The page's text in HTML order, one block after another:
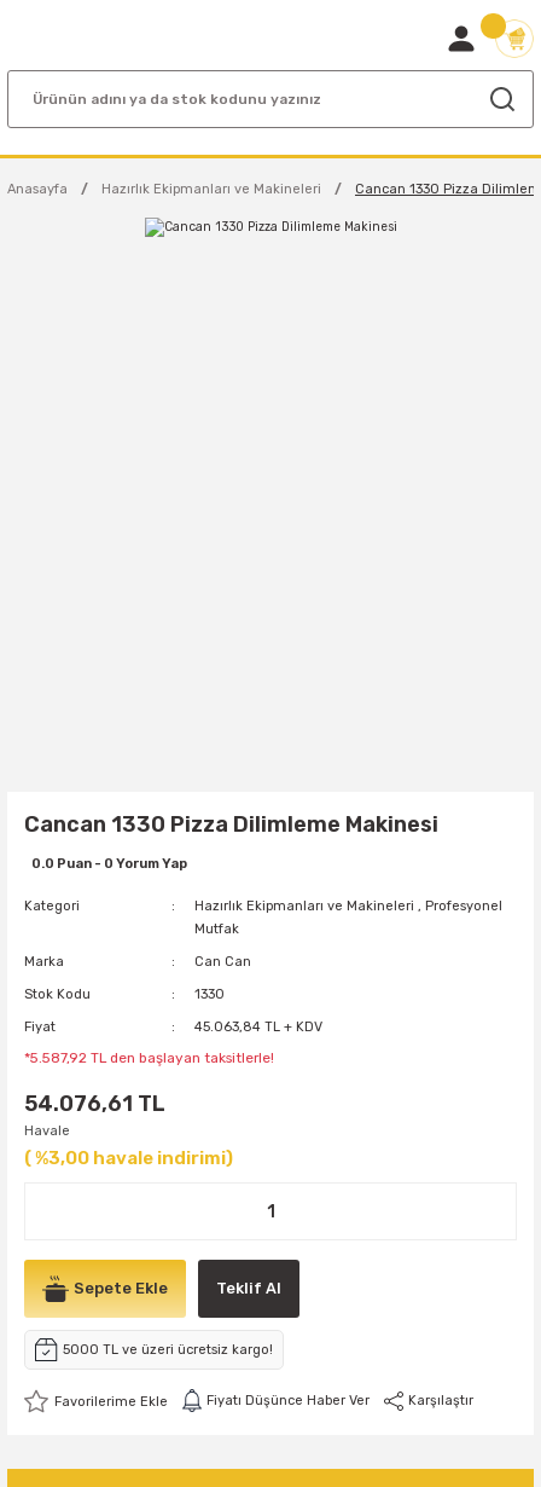
Anasayfa Hazırlık Ekipmanları ve Makineleri Cancan 1330 Pizza
Cancan 1330 Pizza Dilimleme Makinesi
0.0 Puan - 0 Yorum Yap
Kategori Hazırlık Ekipmanları ve Makineleri , Profesyonel
Mutfak
Marka Can Can
Stok Kodu 1330
Fiyat 45.063,84 TL + KDV
*5.587,92 TL den başlayan taksitlerle!
54.076,61 TL
Havale
( %3,00 havale indirimi)
Sepete Ekle Teklif Al
5000 TL ve üzeri ücretsiz kargo!
Fiyatı Düşünce Haber Ver Karşılaştır